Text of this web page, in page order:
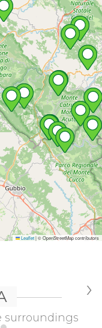
Leaflet|© OpenStreetMap contributors
surroundings
›